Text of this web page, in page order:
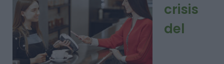
crisis
del